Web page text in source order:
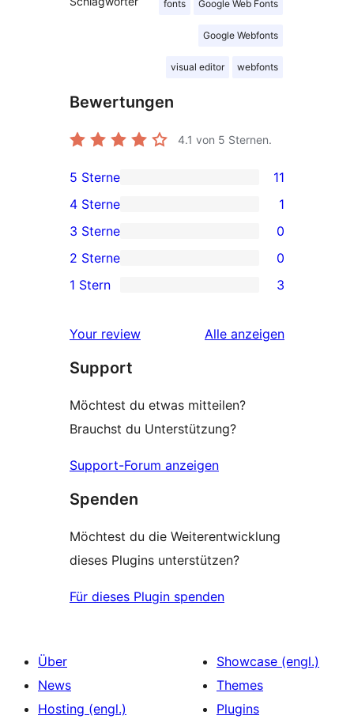
fonts Google Web Fonts
Google Webfonts
visual editor webfonts
Bewertungen
4.1 von 5 Sternen.
11 5-
Sterne-
Rezensionen
5 Sterne 11
1 4-
Sterne-
Rezension
4 Sterne 1
0 3-
Sterne-
Rezensionen
3 Sterne 0
0 2-
Sterne-
2 Sterne 0
3 1-
Rezensionen
1 Stern 3
Your review Alle Rezensionen
anzeigen
Support
Möchtest du etwas mitteilen?
Brauchst du Unterstützung?
Support-Forum anzeigen
Spenden
Möchtest du die Weiterentwicklung
dieses Plugins unterstützen?
Für dieses Plugin spenden
Über
News
Hosting (engl.)
Showcase (engl.)
Themes
Plugins